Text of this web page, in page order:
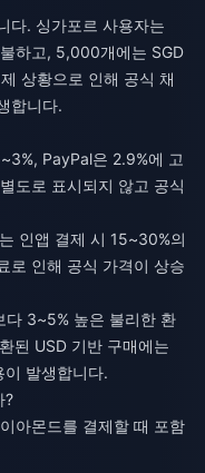
다. 싱가포르 사용자는
하고, 5,000개에는 SGD
상황으로 인해 공식 채
합니다.
PayPal은 2.9%에 고
도로 표시되지 않고 공식
인앱 결제 시 15~30%의
로 인해 공식 가격이 상승
다 3~5% 높은 불리한 환
된 USD 기반 구매에는
발생합니다.
?
아몬드를 결제할 때 포함